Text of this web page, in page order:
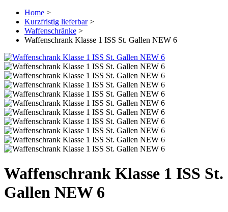
Home >
Kurzfristig lieferbar >
Waffenschränke >
Waffenschrank Klasse 1 ISS St. Gallen NEW 6
Waffenschrank Klasse 1 ISS St.
Gallen NEW 6